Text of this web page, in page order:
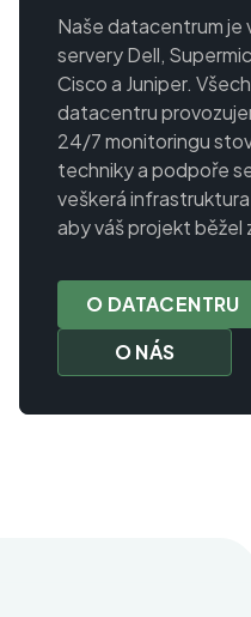
Naše datacentrum je
servery Dell,
Cisco a Juniper.
datacentru
24/7 monitoringu
techniky a podpoře
veškerá
aby váš projekt běžel
O DATACENTRU
O NÁS